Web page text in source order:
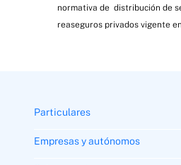
normativa de distribución de
reaseguros privados vigente
Particulares
Empresas y autónomos